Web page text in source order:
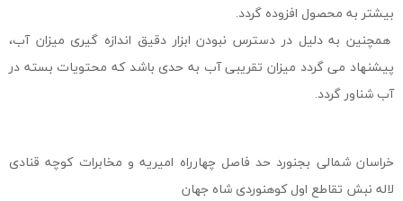
بیشتر به محصول افزوده گردد.
همچنین به دلیل در دسترس نبودن ابزار دقیق اندازه گیری میزان آب،
پیشنهاد می گردد میزان تقریبی آب به حدی باشد که محتویات بسته در
آب شناور گردد.
خراسان شمالی بجنورد حد فاصل چهارراه امیریه و مخابرات کوچه قنادی
لاله نبش تقاطع اول کوهنوردی شاه جهان